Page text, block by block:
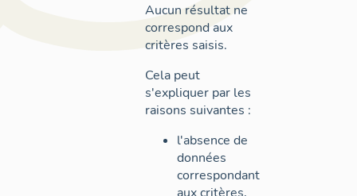
Aucun résultat ne
correspond aux
critères saisis.
Cela peut
s'expliquer par les
raisons suivantes :
l'absence de
données
correspondant